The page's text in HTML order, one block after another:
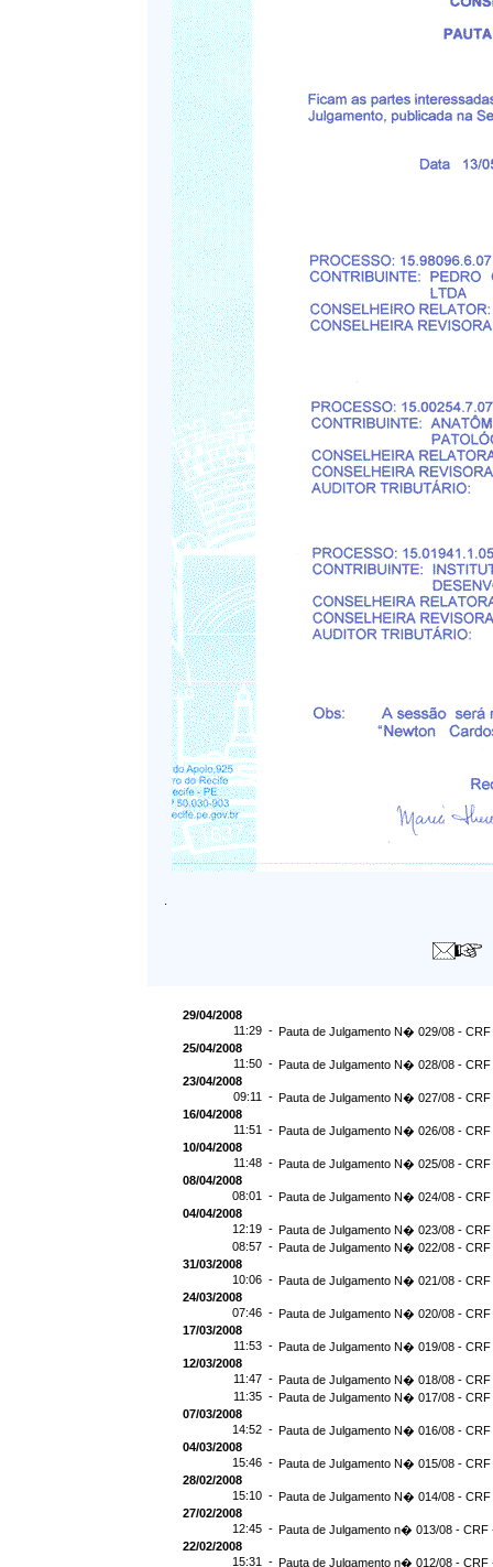
29/04/2008
11:29 - Pauta de Julgamento N� 029/08 - CRF
25/04/2008
11:50 - Pauta de Julgamento N� 028/08 - CRF
23/04/2008
09:11 - Pauta de Julgamento N� 027/08 - CRF
16/04/2008
11:51 - Pauta de Julgamento N� 026/08 - CRF
10/04/2008
11:48 - Pauta de Julgamento N� 025/08 - CRF
08/04/2008
08:01 - Pauta de Julgamento N� 024/08 - CRF
04/04/2008
12:19 - Pauta de Julgamento N� 023/08 - CRF
08:57 - Pauta de Julgamento N� 022/08 - CRF
31/03/2008
10:06 - Pauta de Julgamento N� 021/08 - CRF
24/03/2008
07:46 - Pauta de Julgamento N� 020/08 - CRF
17/03/2008
11:53 - Pauta de Julgamento N� 019/08 - CRF
12/03/2008
11:47 - Pauta de Julgamento N� 018/08 - CRF
11:35 - Pauta de Julgamento N� 017/08 - CRF
07/03/2008
14:52 - Pauta de Julgamento N� 016/08 - CRF
04/03/2008
15:46 - Pauta de Julgamento N� 015/08 - CRF
28/02/2008
15:10 - Pauta de Julgamento N� 014/08 - CRF
27/02/2008
12:45 - Pauta de Julgamento n� 013/08 - CRF
22/02/2008
15:31 - Pauta de Julgamento n� 012/08 - CRF